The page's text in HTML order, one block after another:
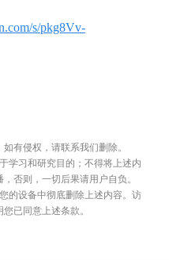
s/pkg8Vv-
有侵权，请联系我们删除。
学习和研究目的；不得将上述内
否则，一切后果请用户自负。
的设备中彻底删除上述内容。访
已同意上述条款。